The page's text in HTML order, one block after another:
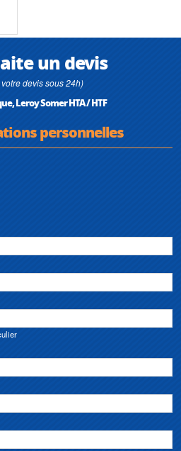
un devis
devis sous 24h)
Leroy Somer HTA / HTF
personnelles